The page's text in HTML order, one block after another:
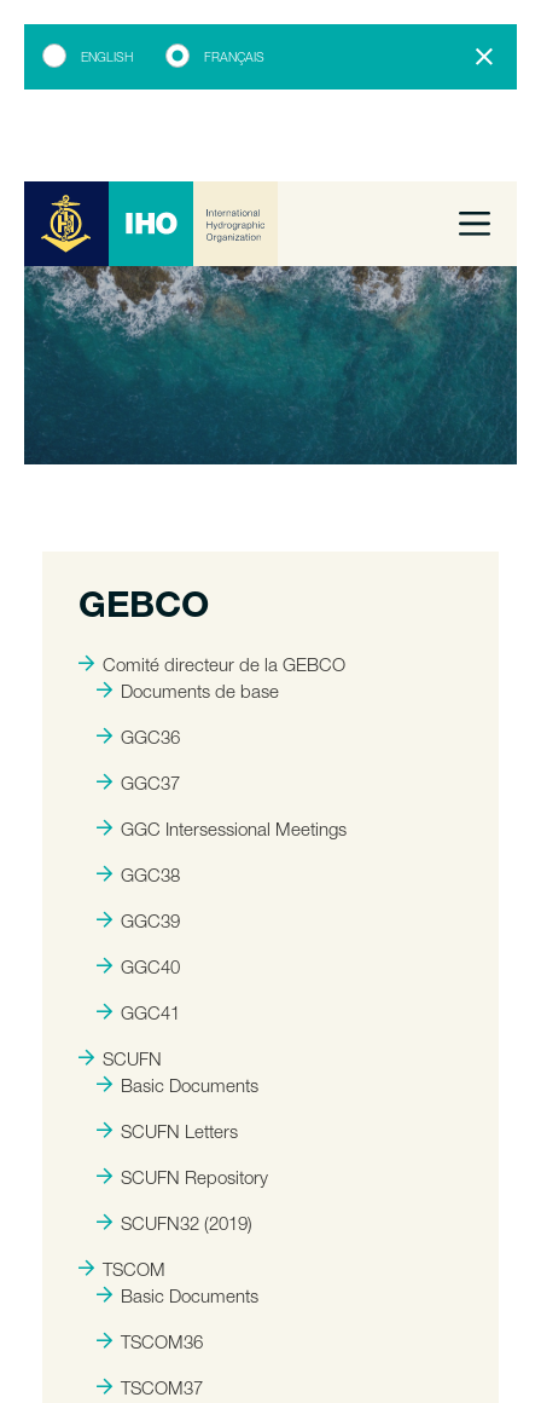
ENGLISH FRANÇAIS
GEBCO
Comité directeur de la GEBCO
Documents de base
GGC36
GGC37
GGC Intersessional Meetings
GGC38
GGC39
GGC40
GGC41
SCUFN
Basic Documents
SCUFN Letters
SCUFN Repository
SCUFN32 (2019)
TSCOM
Basic Documents
TSCOM36
TSCOM37